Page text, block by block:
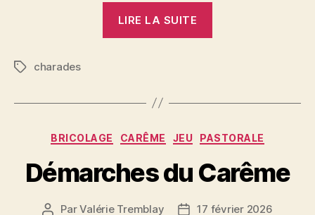
LIRE LA SUITE
Étiquettes
charades
Catégories
BRICOLAGE CARÊME JEU PASTORALE
Démarches du Carême
Auteur
ParValérie Tremblay Date17 février 2026